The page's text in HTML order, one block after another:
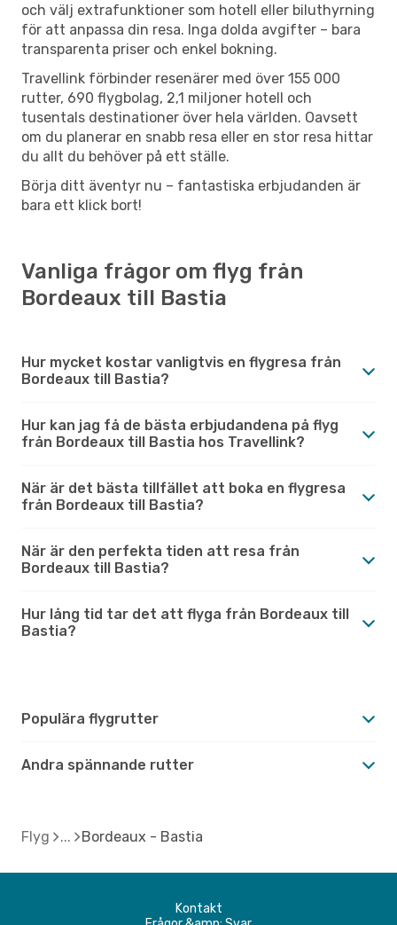
och välj extrafunktioner som hotell eller biluthyrning
för att anpassa din resa. Inga dolda avgifter – bara
transparenta priser och enkel bokning.
Travellink förbinder resenärer med över 155 000
rutter, 690 flygbolag, 2,1 miljoner hotell och
tusentals destinationer över hela världen. Oavsett
om du planerar en snabb resa eller en stor resa hittar
du allt du behöver på ett ställe.
Börja ditt äventyr nu – fantastiska erbjudanden är
bara ett klick bort!
Vanliga frågor om flyg från
Bordeaux till Bastia
Hur mycket kostar vanligtvis en flygresa från
Bordeaux till Bastia?
Hur kan jag få de bästa erbjudandena på flyg
från Bordeaux till Bastia hos Travellink?
När är det bästa tillfället att boka en flygresa
från Bordeaux till Bastia?
När är den perfekta tiden att resa från
Bordeaux till Bastia?
Hur lång tid tar det att flyga från Bordeaux till
Bastia?
Populära flygrutter
Andra spännande rutter
Flyg Bordeaux - Bastia
Kontakt